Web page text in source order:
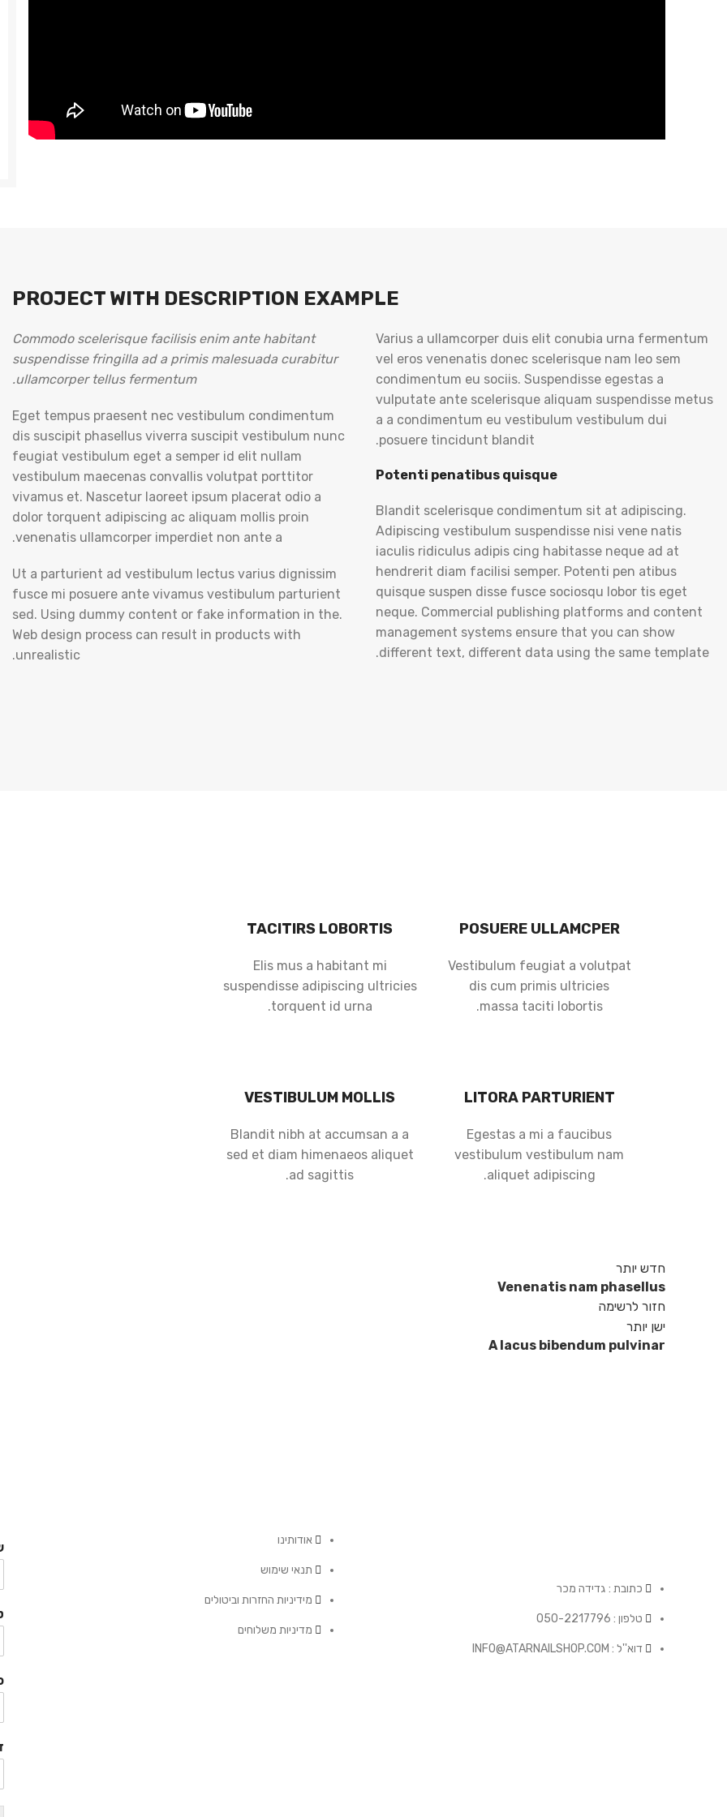
PROJECT WITH DESCRIPTION EXAMPLE
Commodo scelerisque facilisis enim ante habitant
suspendisse fringilla ad a primis malesuada curabitur
ullamcorper tellus fermentum.
Eget tempus praesent nec vestibulum condimentum
dis suscipit phasellus viverra suscipit vestibulum nunc
feugiat vestibulum eget a semper id elit nullam
vestibulum maecenas convallis volutpat porttitor
vivamus et. Nascetur laoreet ipsum placerat odio a
dolor torquent adipiscing ac aliquam mollis proin
venenatis ullamcorper imperdiet non ante a.
Ut a parturient ad vestibulum lectus varius dignissim
fusce mi posuere ante vivamus vestibulum parturient
sed. Using dummy content or fake information in the.
Web design process can result in products with
unrealistic.
Varius a ullamcorper duis elit conubia urna fermentum
vel eros venenatis donec scelerisque nam leo sem
condimentum eu sociis. Suspendisse egestas a
vulputate ante scelerisque aliquam suspendisse metus
a a condimentum eu vestibulum vestibulum dui
posuere tincidunt blandit.
Potenti penatibus quisque
Blandit scelerisque condimentum sit at adipiscing.
Adipiscing vestibulum suspendisse nisi vene natis
iaculis ridiculus adipis cing habitasse neque ad at
hendrerit diam facilisi semper. Potenti pen atibus
quisque suspen disse fusce sociosqu lobor tis eget
neque. Commercial publishing platforms and content
management systems ensure that you can show
different text, different data using the same template.
TACITIRS LOBORTIS
Elis mus a habitant mi
suspendisse adipiscing ultricies
torquent id urna.
VESTIBULUM MOLLIS
Blandit nibh at accumsan a a
sed et diam himenaeos aliquet
ad sagittis.
POSUERE ULLAMCPER
Vestibulum feugiat a volutpat
dis cum primis ultricies
massa taciti lobortis.
LITORA PARTURIENT
Egestas a mi a faucibus
vestibulum vestibulum nam
aliquet adipiscing.
חדש יותר
Venenatis nam phasellus
חזור לרשימה
ישן יותר
A lacus bibendum pulvinar
אודותינו
תנאי שימוש
מידיניות החזרות וביטולים
מדיניות משלוחים
כתובת : גדידה מכר
טלפון : 050-2217796
דוא''ל : INFO@ATARNAILSHOP.COM